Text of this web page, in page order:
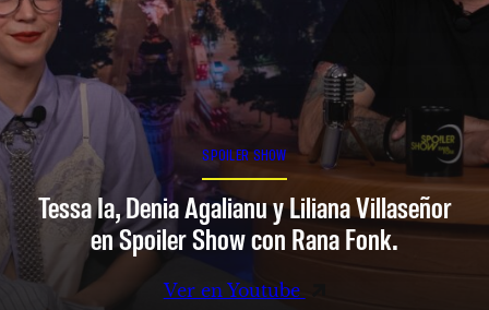
SPOILER SHOW
Tessa Ia, Denia Agalianu y Liliana Villaseñor
en Spoiler Show con Rana Fonk.
Ver en Youtube